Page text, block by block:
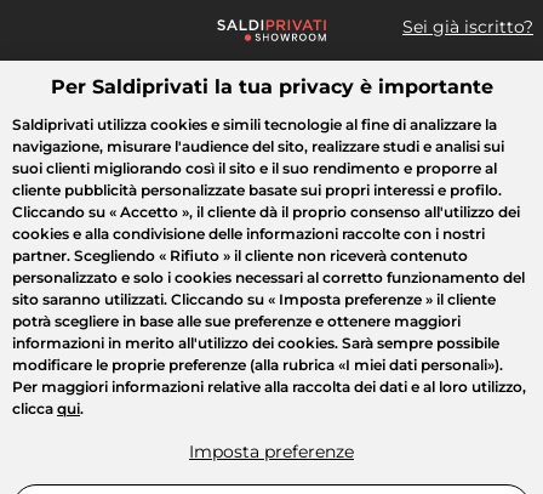
Sei già iscritto?
Cosa cerchi?
Tutte le vendite Moda Casa Bellezza Elettrodomestici
Per Saldiprivati la tua privacy è importante
Saldiprivati utilizza cookies e simili tecnologie al fine di analizzare la
navigazione, misurare l'audience del sito, realizzare studi e analisi sui
suoi clienti migliorando così il sito e il suo rendimento e proporre al
cliente pubblicità personalizzate basate sui propri interessi e profilo.
Cliccando su « Accetto », il cliente dà il proprio consenso all'utilizzo dei
cookies e alla condivisione delle informazioni raccolte con i nostri
partner. Scegliendo « Rifiuto » il cliente non riceverà contenuto
personalizzato e solo i cookies necessari al corretto funzionamento del
sito saranno utilizzati. Cliccando su « Imposta preferenze » il cliente
potrà scegliere in base alle sue preferenze e ottenere maggiori
informazioni in merito all'utilizzo dei cookies. Sarà sempre possibile
modificare le proprie preferenze (alla rubrica «I miei dati personali»).
Per maggiori informazioni relative alla raccolta dei dati e al loro utilizzo,
clicca qui.
Imposta preferenze